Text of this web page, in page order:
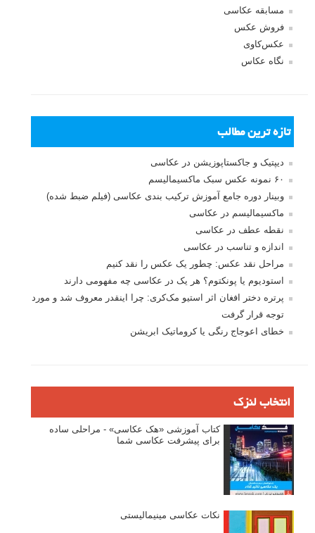
مسابقه عکاسی
فروش عکس
عکس‌کاوی
نگاه عکاس
تازه ترین مطالب
دیپتیک و جاکستا‌پوزیشن در عکاسی
۶۰ نمونه عکس سبک ماکسیمالیسم
وبینار دوره جامع آموزش ترکیب بندی عکاسی (فیلم ضبط شده)
ماکسیمالیسم در عکاسی
نقطه عطف در عکاسی
اندازه و تناسب در عکاسی
مراحل نقد عکس: چطور یک عکس را نقد کنیم
استودیوم یا پونکتوم؟ هر یک در عکاسی چه مفهومی دارند
پرتره دختر افغان اثر استیو مک‌کری: چرا اینقدر معروف شد و مورد
توجه قرار گرفت
خطای اعوجاج رنگی یا کروماتیک ابریشن
انتخاب لنزک
کتاب آموزشی «هک عکاسی» - مراحلی ساده
برای پیشرفت عکاسی شما
نکات عکاسی مینیمالیستی